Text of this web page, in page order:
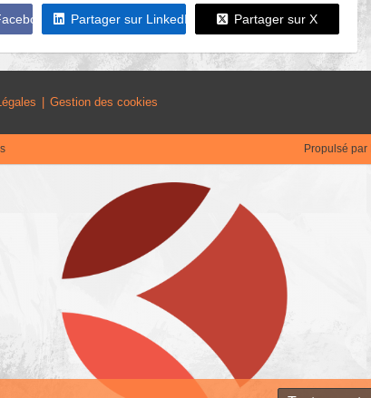
Partager sur LinkedIn Partager sur X
Gestion des cookies
Propulsé par